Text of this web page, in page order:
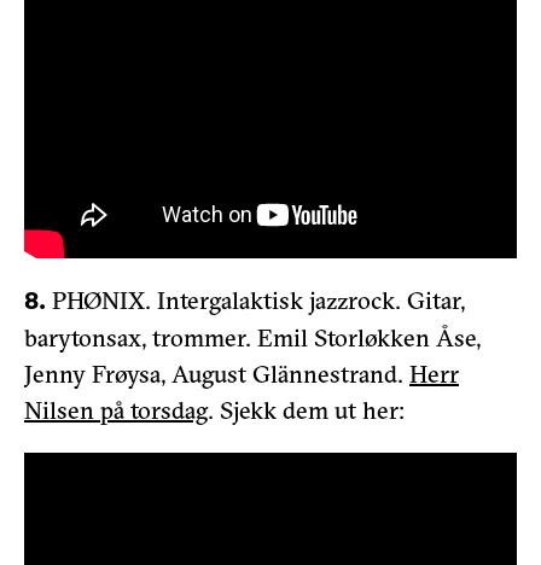
8. PHØNIX. Intergalaktisk jazzrock. Gitar,
barytonsax, trommer. Emil Storløkken Åse,
Jenny Frøysa, August Glännestrand. Herr
Nilsen på torsdag. Sjekk dem ut her: